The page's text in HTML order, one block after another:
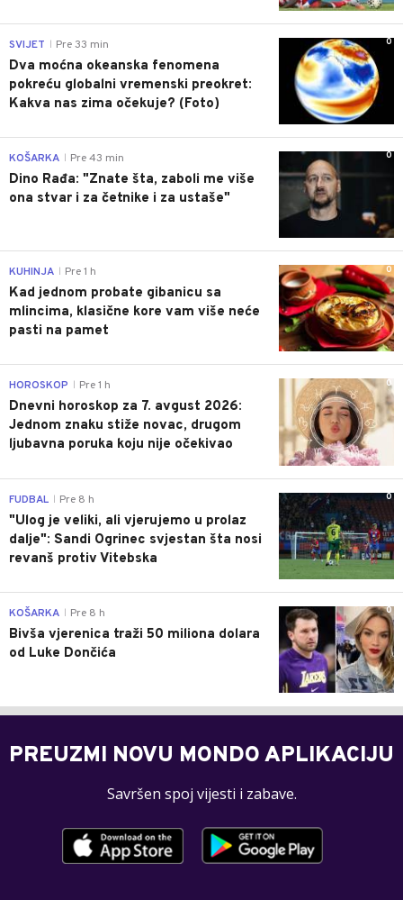
0
SVIJET Pre 33 min
Dva moćna okeanska fenomena
pokreću globalni vremenski preokret:
Kakva nas zima očekuje? (Foto)
0
KOŠARKA Pre 43 min
Dino Rađa: "Znate šta, zaboli me više
ona stvar i za četnike i za ustaše"
0
KUHINJA Pre 1 h
Kad jednom probate gibanicu sa
mlincima, klasične kore vam više neće
pasti na pamet
0
HOROSKOP Pre 1 h
Dnevni horoskop za 7. avgust 2026:
Jednom znaku stiže novac, drugom
ljubavna poruka koju nije očekivao
0
FUDBAL Pre 8 h
"Ulog je veliki, ali vjerujemo u prolaz
dalje": Sandi Ogrinec svjestan šta nosi
revanš protiv Vitebska
0
KOŠARKA Pre 8 h
Bivša vjerenica traži 50 miliona dolara
od Luke Dončića
PREUZMI NOVU MONDO APLIKACIJU
Savršen spoj vijesti i zabave.